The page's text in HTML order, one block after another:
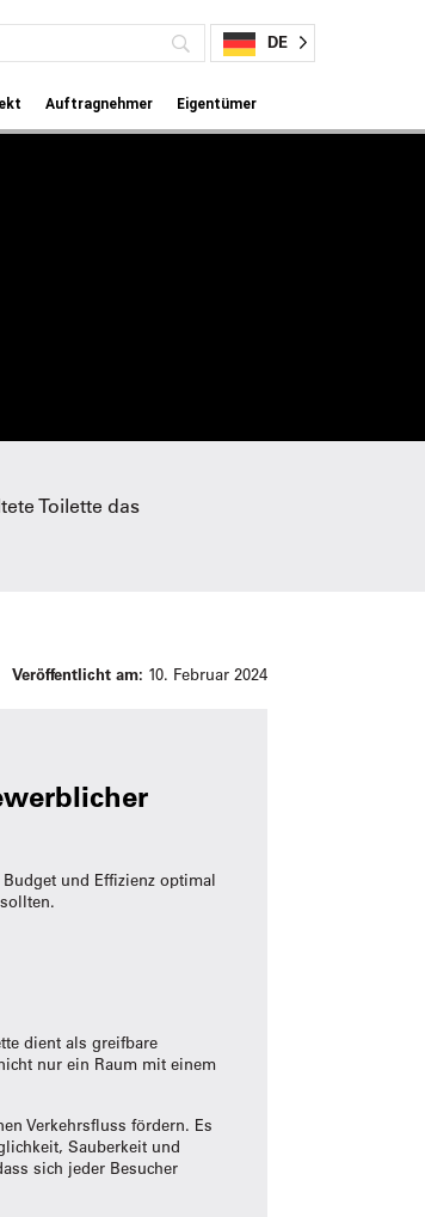
DE
Auftragnehmer Eigentümer
Toilette das
Veröffentlicht am: 10. Februar 2024
und Effizienz optimal
dient als greifbare
nur ein Raum mit einem
Verkehrsfluss fördern. Es
Sauberkeit und
sich jeder Besucher